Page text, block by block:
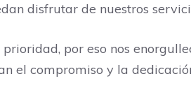
disfrutar de nuestros
por eso nos
el compromiso y la